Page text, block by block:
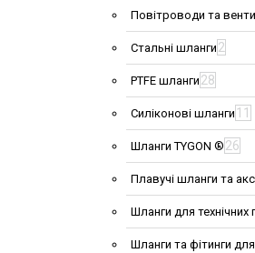
Повітроводи та
Стальні шланги 2
PTFE шланги 28
Силіконові шланги 11
Шланги TYGON ® 26
Плавучі шланги та
Шланги для технічних
Шланги та фітинги